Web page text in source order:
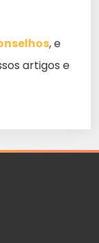
, e
artigos e